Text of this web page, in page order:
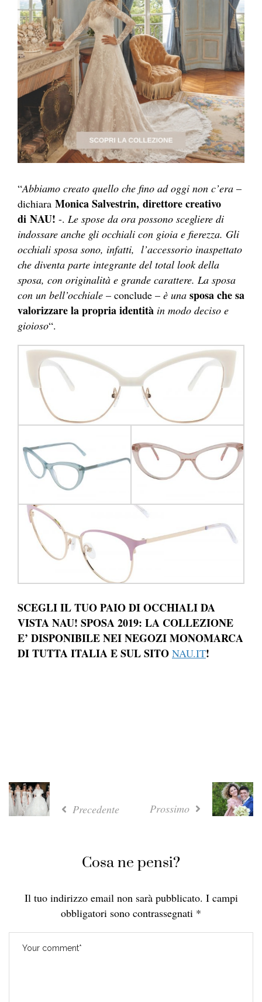
“Abbiamo creato quello che fino ad oggi non c’era –
dichiara Monica Salvestrin, direttore creativo
di NAU! -. Le spose da ora possono scegliere di
indossare anche gli occhiali con gioia e fierezza. Gli
occhiali sposa sono, infatti, l’accessorio inaspettato
che diventa parte integrante del total look della
sposa, con originalità e grande carattere. La sposa
con un bell’occhiale – conclude – è una sposa che sa
valorizzare la propria identità in modo deciso e
gioioso“.
SCEGLI IL TUO PAIO DI OCCHIALI DA
VISTA NAU! SPOSA 2019: LA COLLEZIONE
E’ DISPONIBILE NEI NEGOZI MONOMARCA
DI TUTTA ITALIA E SUL SITO NAU.IT!
Precedente Prossimo
Cosa ne pensi?
Il tuo indirizzo email non sarà pubblicato. I campi
obbligatori sono contrassegnati *